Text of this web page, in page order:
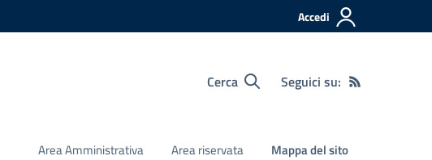
Accedi
Cerca Seguici su:
Area Amministrativa Area riservata Mappa del sito